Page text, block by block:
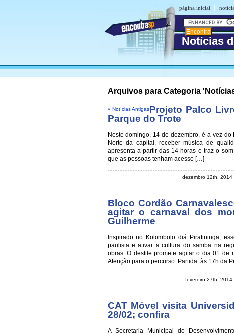
página inicial |
Notícias
Arquivos para Categoria
« Notícias AntigasProjeto Palco
Parque do Trote
Neste domingo, 14 de dezembro, é a vez
Norte da capital, receber música de
apresenta a partir das 14 horas e traz o
que as pessoas tenham acesso […]
dezembro 12th, 2014
Bloco Cordão
agitar o carnaval dos
Guilherme
Inspirado no Kolombolo diá Piratininga,
paulista e ativar a cultura do samba na
obras. O desfile promete agitar o dia 01 de
Atenção para o percurso: Partida: às 17h da
fevereiro 27th, 2014
CAT Móvel visita
28/02; confira
A Secretaria Municipal do